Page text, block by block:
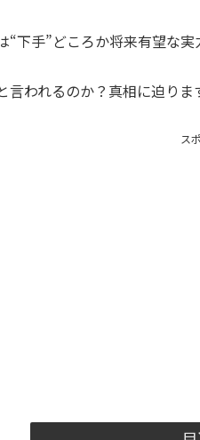
“下手”どころか将来有望な
言われるのか？真相に迫りま
ス